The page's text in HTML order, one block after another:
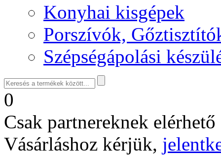
Konyhai kisgépek
Porszívók,
Szépségápolási
0
Csak partnereknek
Vásárláshoz kérjük,